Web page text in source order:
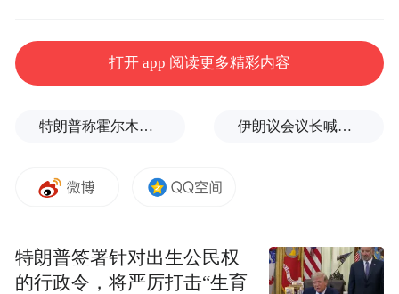
打开 app 阅读更多精彩内容
特朗普称霍尔木兹海峡协议尚未达成，正参与相关谈判 伊朗议会议长喊话：别再作秀了！
特朗普签署针对出生公民权
的行政令，将严厉打击“生育